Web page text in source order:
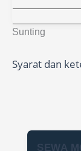
Sunting
Syarat dan
SEWA